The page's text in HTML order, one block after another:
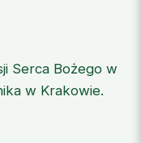
Serca Bożego w
w Krakowie.